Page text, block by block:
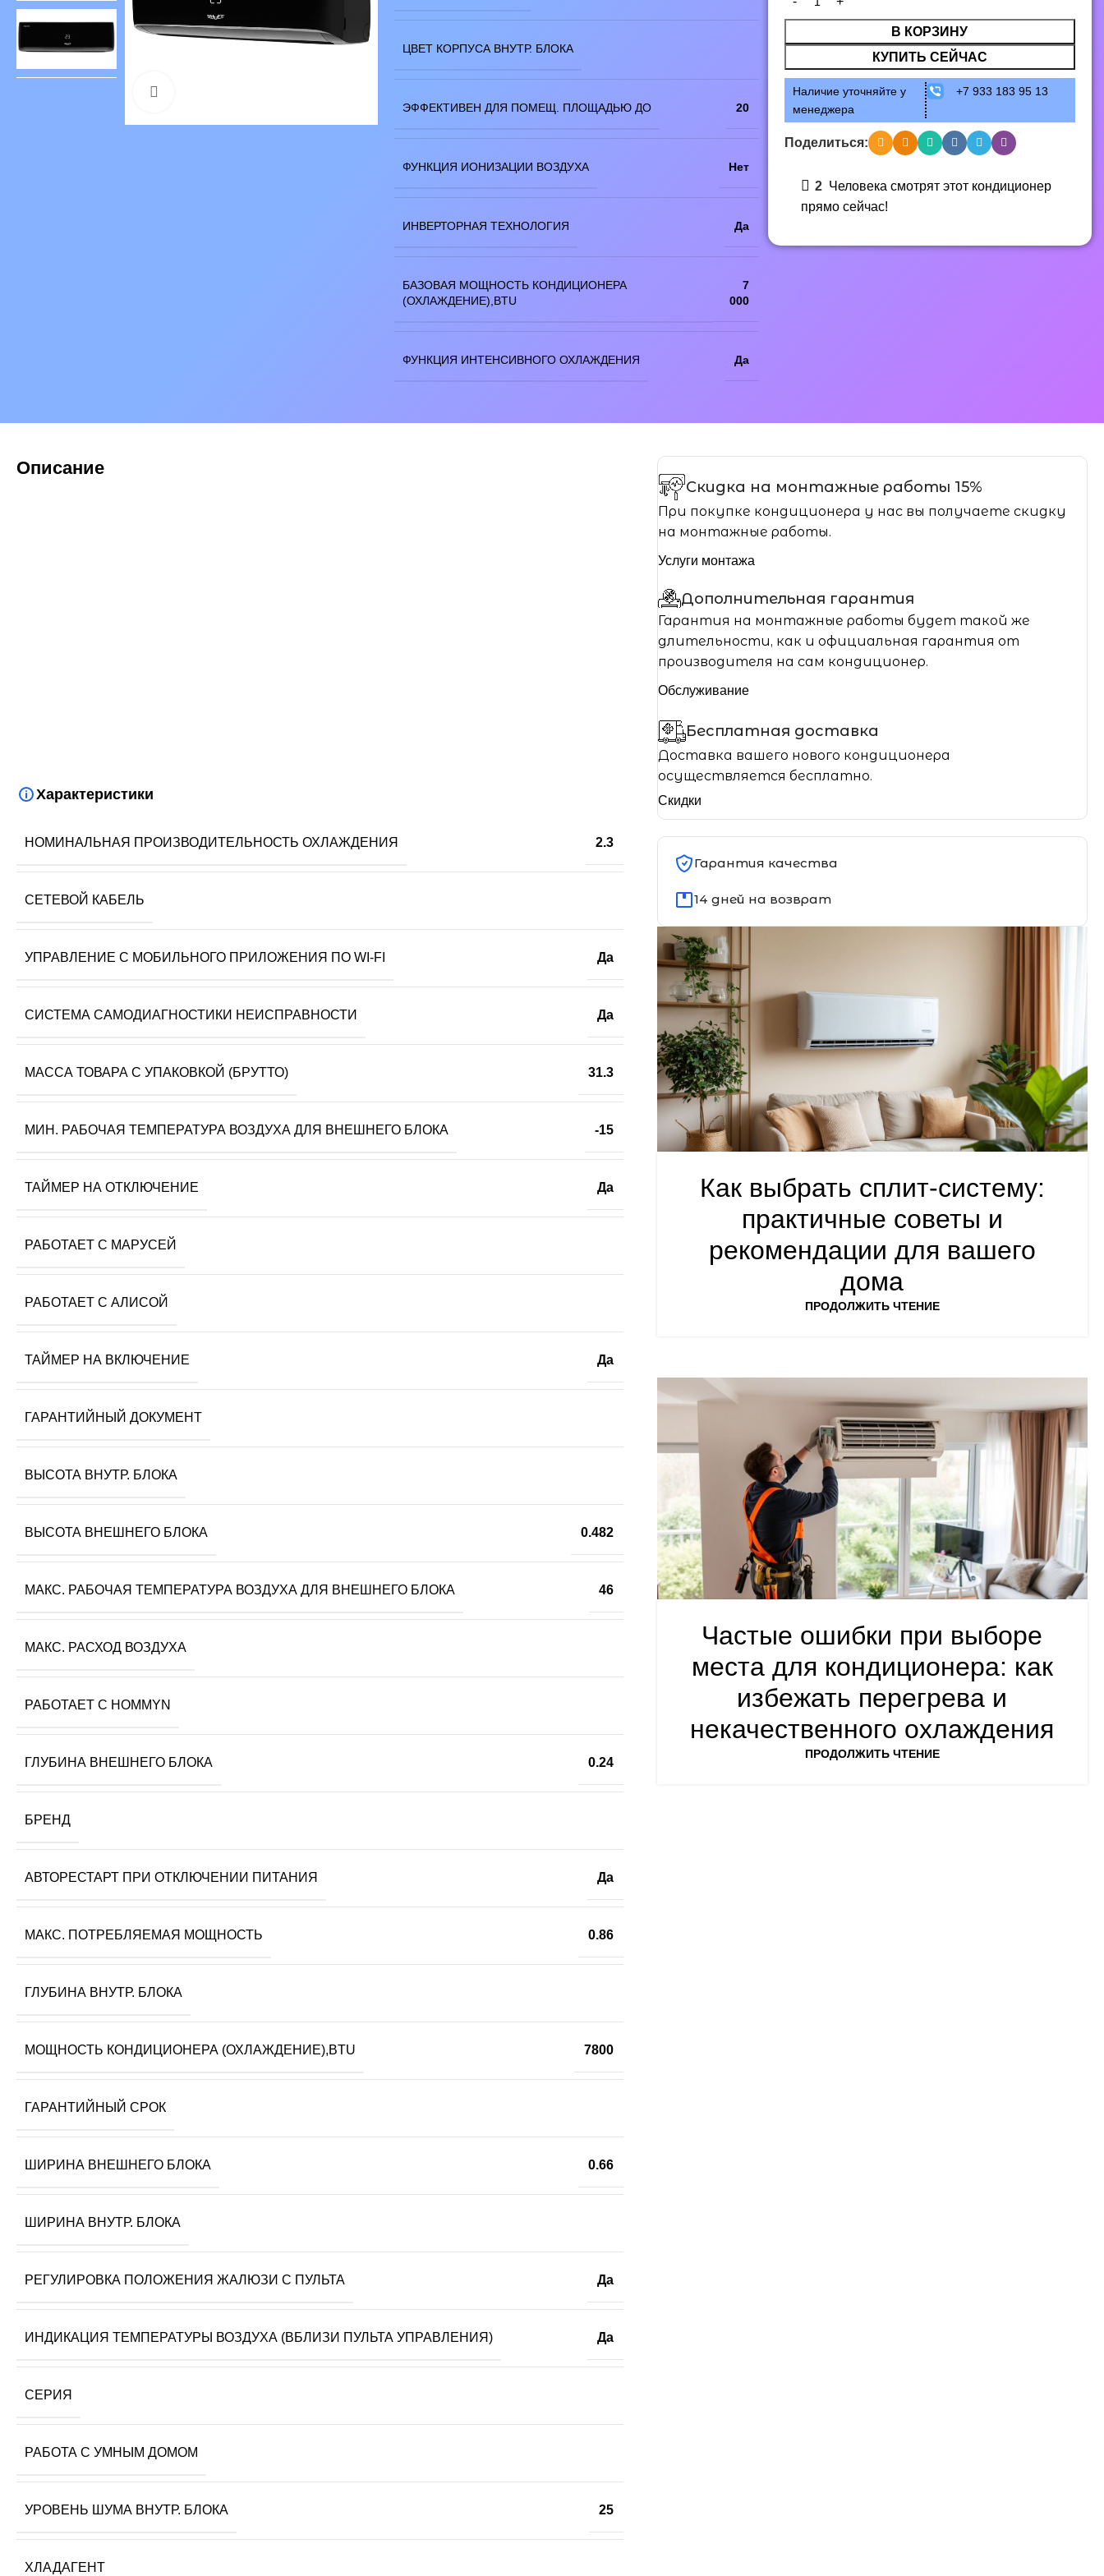
ЦВЕТ КОРПУСА ВНУТР. БЛОКА
ЭФФЕКТИВЕН ДЛЯ ПОМЕЩ. ПЛОЩАДЬЮ ДО 20
ФУНКЦИЯ ИОНИЗАЦИИ ВОЗДУХА Нет
ИНВЕРТОРНАЯ ТЕХНОЛОГИЯ Да
БАЗОВАЯ МОЩНОСТЬ КОНДИЦИОНЕРА
(ОХЛАЖДЕНИЕ),BTU
7
000
ФУНКЦИЯ ИНТЕНСИВНОГО ОХЛАЖДЕНИЯ Да
В КОРЗИНУ
КУПИТЬ СЕЙЧАС
Наличие уточняйте у
менеджера
+7 933 183 95 13
Поделиться:
2 Человека смотрят этот кондиционер
прямо сейчас!
Описание
Характеристики
НОМИНАЛЬНАЯ ПРОИЗВОДИТЕЛЬНОСТЬ ОХЛАЖДЕНИЯ 2.3
СЕТЕВОЙ КАБЕЛЬ
УПРАВЛЕНИЕ C МОБИЛЬНОГО ПРИЛОЖЕНИЯ ПО WI-FI Да
СИСТЕМА САМОДИАГНОСТИКИ НЕИСПРАВНОСТИ Да
МАССА ТОВАРА С УПАКОВКОЙ (БРУТТО) 31.3
МИН. РАБОЧАЯ ТЕМПЕРАТУРА ВОЗДУХА ДЛЯ ВНЕШНЕГО БЛОКА -15
ТАЙМЕР НА ОТКЛЮЧЕНИЕ Да
РАБОТАЕТ С МАРУСЕЙ
РАБОТАЕТ С АЛИСОЙ
ТАЙМЕР НА ВКЛЮЧЕНИЕ Да
ГАРАНТИЙНЫЙ ДОКУМЕНТ
ВЫСОТА ВНУТР. БЛОКА
ВЫСОТА ВНЕШНЕГО БЛОКА 0.482
МАКС. РАБОЧАЯ ТЕМПЕРАТУРА ВОЗДУХА ДЛЯ ВНЕШНЕГО БЛОКА 46
МАКС. РАСХОД ВОЗДУХА
РАБОТАЕТ С HOMMYN
ГЛУБИНА ВНЕШНЕГО БЛОКА 0.24
БРЕНД
АВТОРЕСТАРТ ПРИ ОТКЛЮЧЕНИИ ПИТАНИЯ Да
МАКС. ПОТРЕБЛЯЕМАЯ МОЩНОСТЬ 0.86
ГЛУБИНА ВНУТР. БЛОКА
МОЩНОСТЬ КОНДИЦИОНЕРА (ОХЛАЖДЕНИЕ),BTU 7800
ГАРАНТИЙНЫЙ СРОК
ШИРИНА ВНЕШНЕГО БЛОКА 0.66
ШИРИНА ВНУТР. БЛОКА
РЕГУЛИРОВКА ПОЛОЖЕНИЯ ЖАЛЮЗИ С ПУЛЬТА Да
ИНДИКАЦИЯ ТЕМПЕРАТУРЫ ВОЗДУХА (ВБЛИЗИ ПУЛЬТА УПРАВЛЕНИЯ) Да
СЕРИЯ
РАБОТА С УМНЫМ ДОМОМ
УРОВЕНЬ ШУМА ВНУТР. БЛОКА 25
ХЛАДАГЕНТ
Скидка на монтажные работы 15%
При покупке кондиционера у нас вы получаете скидку
на монтажные работы.
Услуги монтажа
Дополнительная гарантия
Гарантия на монтажные работы будет такой же
длительности, как и официальная гарантия от
производителя на сам кондиционер.
Обслуживание
Бесплатная доставка
Доставка вашего нового кондиционера
осуществляется бесплатно.
Скидки
Гарантия качества
14 дней на возврат
Как выбрать сплит-систему:
практичные советы и
рекомендации для вашего
дома
ПРОДОЛЖИТЬ ЧТЕНИЕ
Частые ошибки при выборе
места для кондиционера: как
избежать перегрева и
некачественного охлаждения
ПРОДОЛЖИТЬ ЧТЕНИЕ